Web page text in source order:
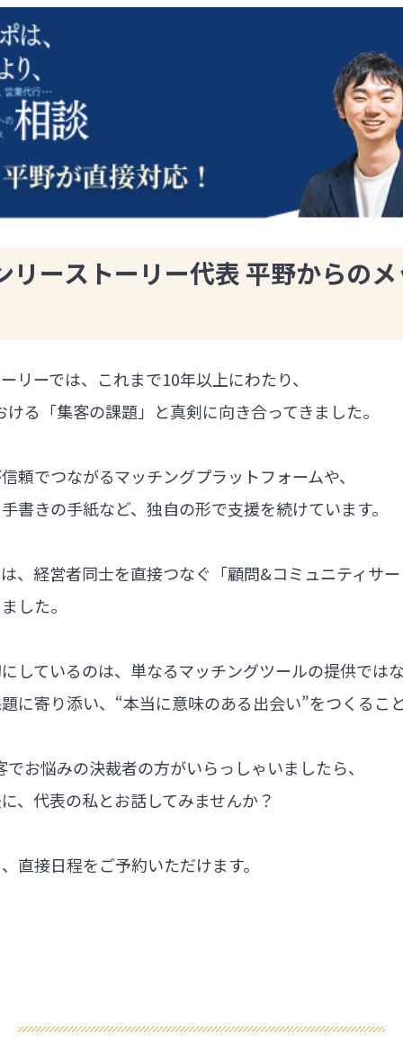
リーストーリー代表 平野からの
リーでは、これまで10年以上にわたり、
る「集客の課題」と真剣に向き合ってきました。
頼でつながるマッチングプラットフォームや、
書きの手紙など、独自の形で支援を続けています。
、経営者同士を直接つなぐ「顧問&コミュニティサ
した。
しているのは、単なるマッチングツールの提供では
に寄り添い、“本当に意味のある出会い”をつくるこ
お悩みの決裁者の方がいらっしゃいましたら、
、代表の私とお話してみませんか？
直接日程をご予約いただけます。